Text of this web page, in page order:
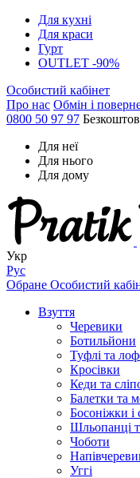
Для кухні
Для краси
Гурт
OUTLET -90%
Особистий кабінет
Про нас Обмін і
0800 50 97 97
Для неї
Для нього
Для дому
Укр
Рус
Обране Особистий
Взуття
Черевики
Ботильйони
Туфлі та
Кросівки
Кеди та
Балетки та
Босоніжки і
Шльопанці
Чоботи
Уггі